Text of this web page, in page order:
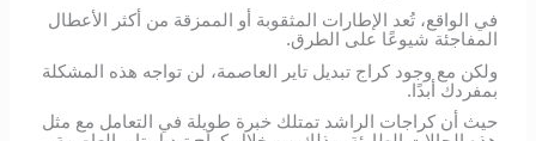
في الواقع، تُعد الإطارات المثقوبة أو الممزقة من أكثر الأعطال
المفاجئة شيوعًا على الطرق.
ولكن مع وجود كراج تبديل تاير العاصمة، لن تواجه هذه المشكلة
بمفردك أبدًا.
حيث أن كراجات الراشد تمتلك خبرة طويلة في التعامل مع مثل